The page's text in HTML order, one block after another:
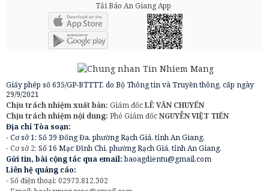
Tải Báo An Giang App
Giấy phép số 635/GP-BTTTT, do Bộ Thông tin và Truyền thông, cấp ngày
29/9/2021
Chịu trách nhiệm xuất bản: Giám đốcLÊ VĂN CHUYỂN
Chịu trách nhiệm nội dung: Phó Giám đốcNGUYỄN VIỆT TIẾN
Địa chỉ Tòa soạn:
- Cơ sở 1: Số 39 Đống Đa, phường Rạch Giá, tỉnh An Giang.
- Cơ sở 2: Số 16 Mạc Đĩnh Chi, phường Rạch Giá, tỉnh An Giang.
Gửi tin, bài cộng tác qua email:baoagdientu@gmail.com
Liên hệ quảng cáo:
- Số điện thoại: 02973.812.302